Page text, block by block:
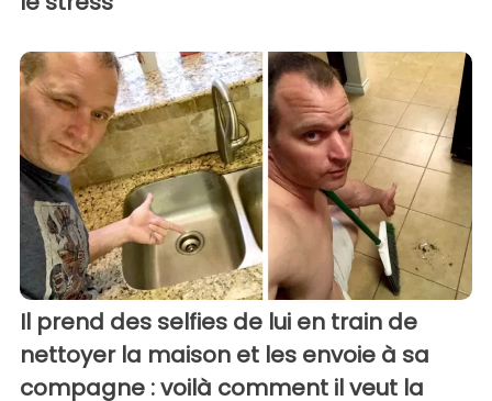
Il prend des selfies de lui en train de
nettoyer la maison et les envoie à sa
compagne : voilà comment il veut la